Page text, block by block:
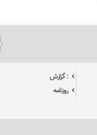
: گزارش
روزنامه